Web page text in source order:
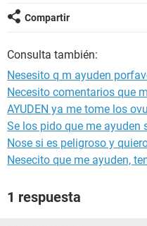
GLOSARIO
Compartir
Consulta también:
Nesesito q m ayuden
Necesito comentarios que
AYUDEN ya me tome los
Se los pido que me ayuden
Nose si es peligroso y
Nesecito que me ayuden,
1 respuesta